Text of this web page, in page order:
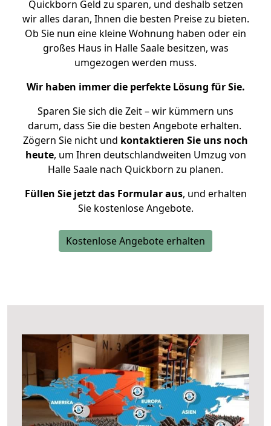
Quickborn Geld zu sparen, und deshalb setzen
wir alles daran, Ihnen die besten Preise zu bieten.
Ob Sie nun eine kleine Wohnung haben oder ein
großes Haus in Halle Saale besitzen, was
umgezogen werden muss.
Wir haben immer die perfekte Lösung für Sie.
Sparen Sie sich die Zeit – wir kümmern uns
darum, dass Sie die besten Angebote erhalten.
Zögern Sie nicht und kontaktieren Sie uns noch
heute, um Ihren deutschlandweiten Umzug von
Halle Saale nach Quickborn zu planen.
Füllen Sie jetzt das Formular aus, und erhalten
Sie kostenlose Angebote.
Kostenlose Angebote erhalten